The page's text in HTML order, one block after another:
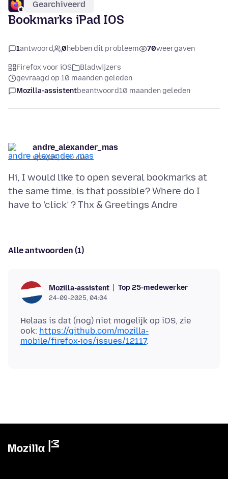
Gearchiveerd
Bookmarks iPad IOS
1antwoord 0hebben dit probleem 70weergaven
Firefox voor iOS
Bladwijzers
gevraagd op 10 maanden geleden
Mozilla-assistentbeantwoord10 maanden geleden
andre_alexander_mas
9/24/25, 3:22 AM
Hi, I would like to open several bookmarks at
the same time, is that possible? Where do I
Alle antwoorden (1)
Mozilla-assistent Top 25-medewerker
24-09-2025, 04:04
Helaas is dat (nog) niet mogelijk op iOS, zie
ook: https://github.com/mozilla-
mobile/firefox-ios/issues/12117